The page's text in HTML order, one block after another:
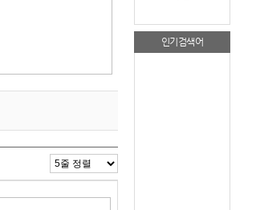
인기검색어